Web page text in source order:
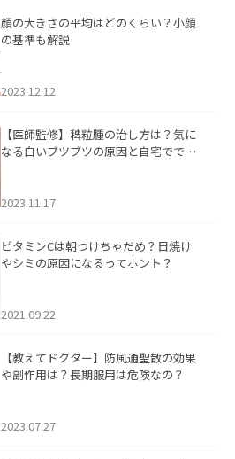
顔の大きさの平均はどのくらい？小顔
の基準も解説
2023.12.12
【医師監修】稗粒腫の治し方は？気に
なる白いブツブツの原因と自宅ででき
2023.11.17
ビタミンCは朝つけちゃだめ？日焼け
やシミの原因になるってホント？
2021.09.22
【教えてドクター】防風通聖散の効果
や副作用は？長期服用は危険なの？
2023.07.27